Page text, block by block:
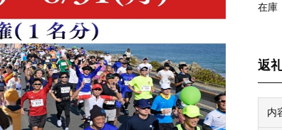
在庫
返
内